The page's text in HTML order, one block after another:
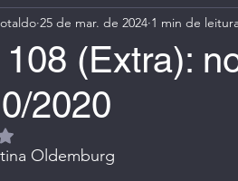
Caricaturas Café | Coffee
Entrevistas
G.I.A. do Ctrl+Café
108 (Extra):
2020
25 de mar. de 2024 1 min de
com NaN de 5 estrelas.
Oldemburg